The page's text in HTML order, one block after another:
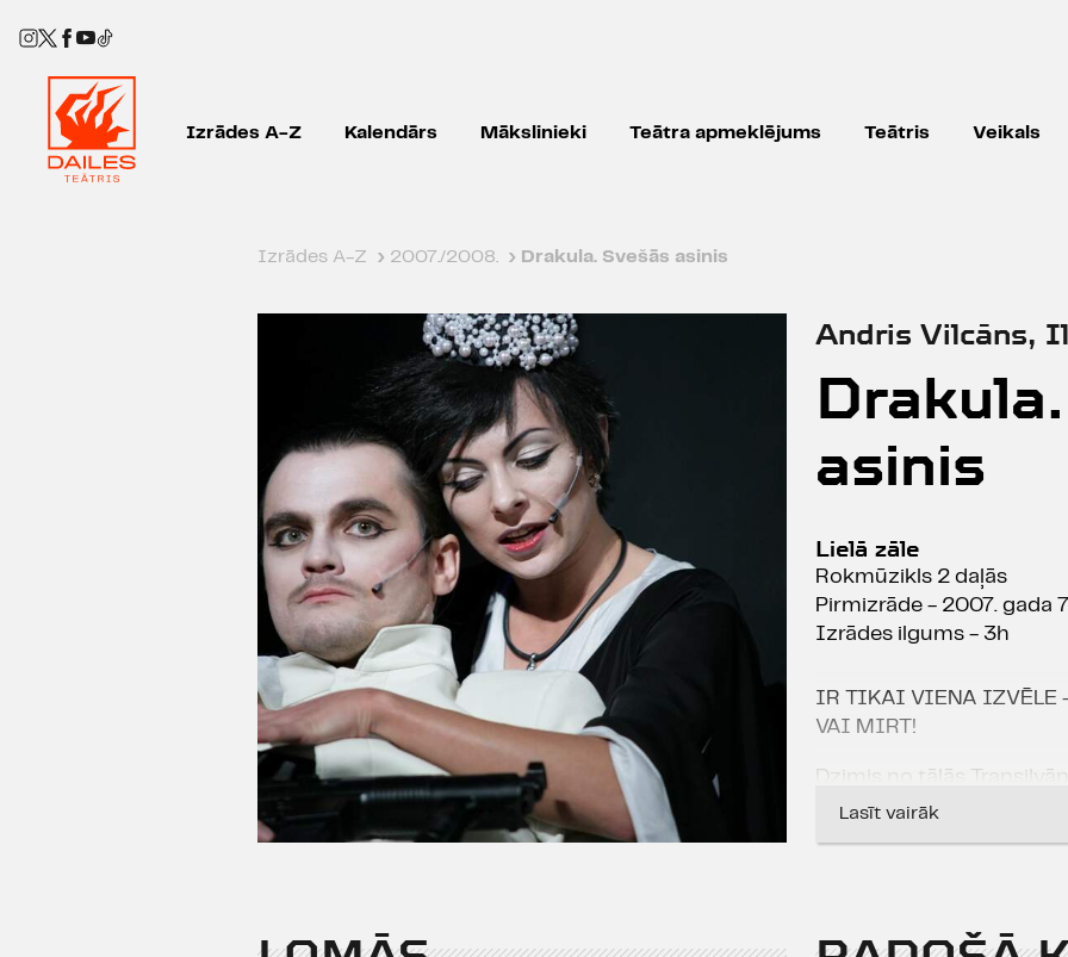
Izrādes A-Z Kalendārs Mākslinieki Teātra apmeklējums Teātris Veikals
Izrādes A-Z › 2007./2008. › Drakula. Svešās asinis
Andris Vilcāns,
asinis
Lielā zāle
Rokmūzikls 2 daļās
Pirmizrāde - 2007. gada
Izrādes ilgums - 3h
IR TIKAI VIENA IZVĒLE
VAI MIRT!
Dzimis no tālās
šausmu literatūras
iecietība,
Lasīt vairāk